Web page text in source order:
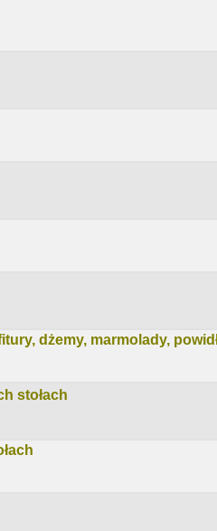
dżemy, marmolady,
stołach